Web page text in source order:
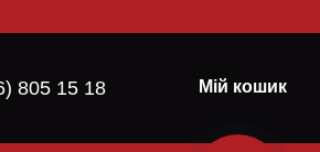
805 15 18 Мій кошик